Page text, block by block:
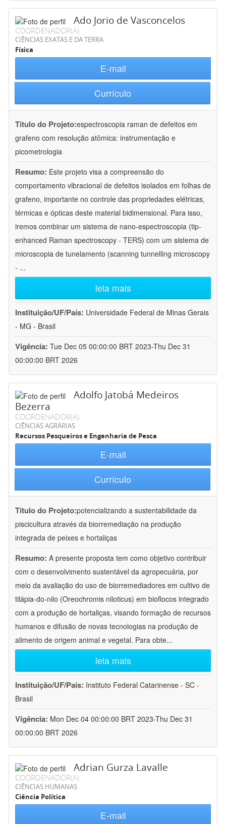
Ado Jorio de Vasconcelos
COORDENADOR(A)
CIÊNCIAS EXATAS E DA TERRA
Física
E-mail
Currículo
Título do Projeto:espectroscopia raman de defeitos em
grafeno com resolução atômica: instrumentação e
picometrologia
Resumo: Este projeto visa a compreensão do
comportamento vibracional de defeitos isolados em folhas de
grafeno, importante no controle das propriedades elétricas,
térmicas e ópticas deste material bidimensional. Para isso,
iremos combinar um sistema de nano-espectroscopia (tip-
enhanced Raman spectroscopy - TERS) com um sistema de
microscopia de tunelamento (scanning tunnelling microscopy
- ...
leia mais
Instituição/UF/País: Universidade Federal de Minas Gerais
- MG - Brasil
Vigência: Tue Dec 05 00:00:00 BRT 2023-Thu Dec 31
00:00:00 BRT 2026
Adolfo Jatobá Medeiros
Bezerra
COORDENADOR(A)
CIÊNCIAS AGRÁRIAS
Recursos Pesqueiros e Engenharia de Pesca
E-mail
Currículo
Título do Projeto:potencializando a sustentabilidade da
piscicultura através da biorremediação na produção
integrada de peixes e hortaliças
Resumo: A presente proposta tem como objetivo contribuir
com o desenvolvimento sustentável da agropecuária, por
meio da avaliação do uso de biorremediadores em cultivo de
tilápia-do-nilo (Oreochromis niloticus) em bioflocos integrado
com a produção de hortaliças, visando formação de recursos
humanos e difusão de novas tecnologias na produção de
alimento de origem animal e vegetal. Para obte...
leia mais
Instituição/UF/País: Instituto Federal Catarinense - SC -
Brasil
Vigência: Mon Dec 04 00:00:00 BRT 2023-Thu Dec 31
00:00:00 BRT 2026
Adrian Gurza Lavalle
COORDENADOR(A)
CIÊNCIAS HUMANAS
Ciência Política
E-mail